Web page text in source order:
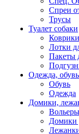
Спреи
Трусы
Туалет собаки
Коврики
Лотки
Пакеты
Одежда, обувь
Обувь
Одежда
Домики,
Домики